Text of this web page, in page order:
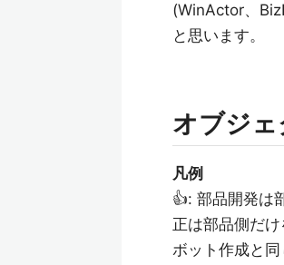
(WinActor、
と思います。
オブジェ
凡例
👍: 部品開発は
正は部品側だ
ボット作成と同